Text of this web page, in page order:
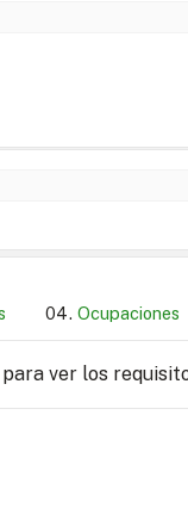
Ocupaciones
para ver los